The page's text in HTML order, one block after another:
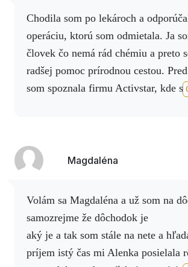
Chodila som po lekároch a odporúčali mi
operáciu, ktorú som odmietala. Ja
človek čo nemá rád chémiu a preto
radšej pomoc prírodnou cestou.
som spoznala firmu Activstar, kde
rukami som si objednala Body sprej a
V januári sa mi stál v práci úraz pošmykla som
sa na zľadovatelejlrampe a spadla
váhou tela na kamene no a pritom
Magdaléna
volám sa Magdaléna a už som na dôchodku
samozrejme že dôchodok je
aký je a tak som stále na nete a
príjem istý čas mi Alenka posielala